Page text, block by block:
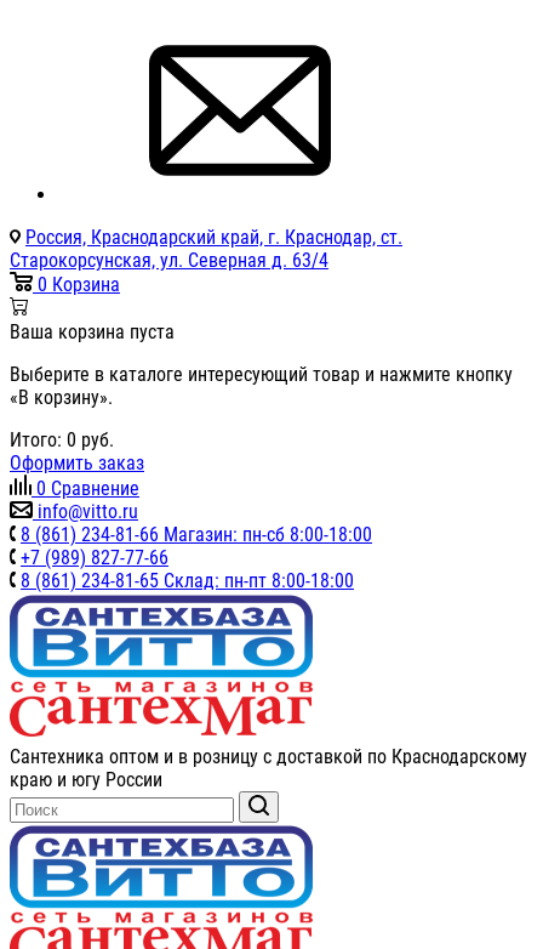
Россия, Краснодарский край, г. Краснодар, ст.
Старокорсунская, ул. Северная д. 63/4
0 Корзина
Ваша корзина пуста
Выберите в каталоге интересующий товар и нажмите кнопку
«В корзину».
Итого: 0 руб.
Оформить заказ
0 Сравнение
info@vitto.ru
8 (861) 234-81-66 Магазин: пн-сб 8:00-18:00
+7 (989) 827-77-66
8 (861) 234-81-65 Склад: пн-пт 8:00-18:00
Сантехника оптом и в розницу с доставкой по Краснодарскому
краю и югу России